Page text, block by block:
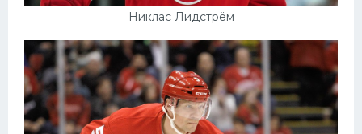
Никлас Лидстрём